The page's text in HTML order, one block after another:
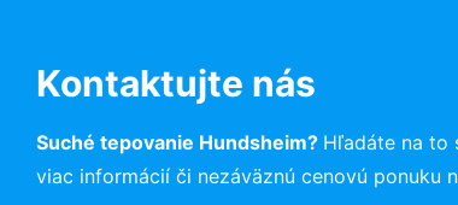
Kontaktujte nás
Suché tepovanie Hundsheim? Hľadáte na to
viac informácií či nezáväznú cenovú ponuku